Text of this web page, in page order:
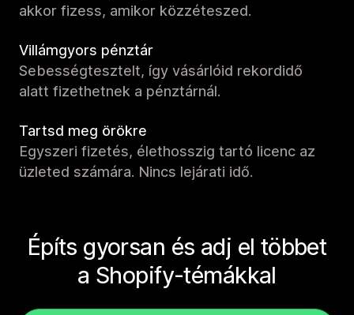
akkor fizess, amikor közzéteszed.
Villámgyors pénztár
Sebességtesztelt, így vásárlóid rekordidő
alatt fizethetnek a pénztárnál.
Tartsd meg örökre
Egyszeri fizetés, élethosszig tartó licenc az
üzleted számára. Nincs lejárati idő.
Építs gyorsan és adj el többet
a Shopify-témákkal